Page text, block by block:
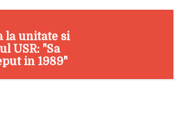
la unitate si
USR: "Sa
in 1989"